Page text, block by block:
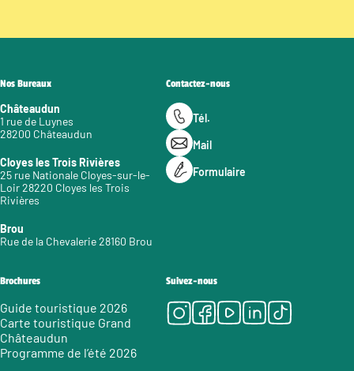
Nos Bureaux
Châteaudun
1 rue de Luynes
28200 Châteaudun
Cloyes les Trois Rivières
25 rue Nationale Cloyes-sur-le-
Loir 28220 Cloyes les Trois
Rivières
Brou
Rue de la Chevalerie 28160 Brou
Contactez-nous
Tél.
Mail
Formulaire
Brochures
Guide touristique 2026
Carte touristique Grand
Châteaudun
Programme de l’été 2026
Suivez-nous
Instagram
Facebook
Youtube
LinkedIn
Tiktok